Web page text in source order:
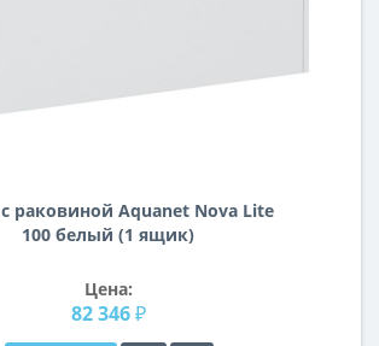
раковиной Aquanet Nova Lite
100 белый (1 ящик)
Цена:
82 346 ₽